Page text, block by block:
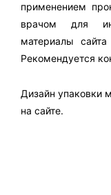
применением
врачом для
материалы
Рекомендуется
Дизайн упаковки
на сайте.